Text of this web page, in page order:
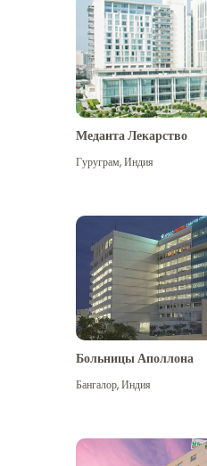
Меданта Лекарство
Гуруграм,Индия
Больницы Аполлона
Бангалор,Индия